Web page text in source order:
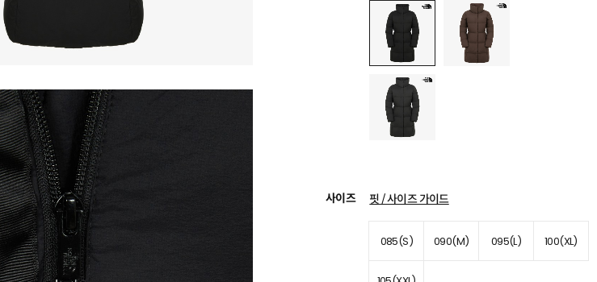
사이즈 핏 / 사이즈 가이드
085(S) 090(M) 095(L) 100(XL)